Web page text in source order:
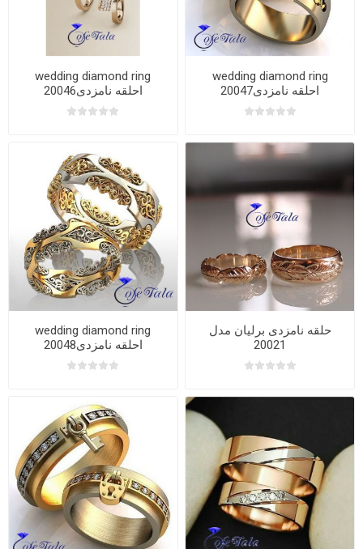
wedding diamond ring
20046احلقه نامزدی
wedding diamond ring
20047احلقه نامزدی
wedding diamond ring
20048احلقه نامزدی
حلقه نامزدی برلیان مدل
20021